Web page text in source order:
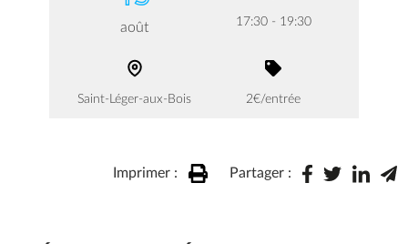
août 17:30 - 19:30
Saint-Léger-aux-Bois 2€/entrée
Imprimer : Partager :